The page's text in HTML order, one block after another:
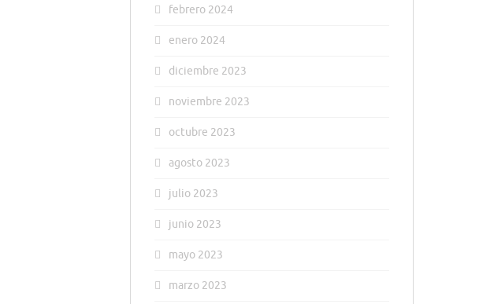
febrero 2024
enero 2024
diciembre 2023
noviembre 2023
octubre 2023
agosto 2023
julio 2023
junio 2023
mayo 2023
marzo 2023